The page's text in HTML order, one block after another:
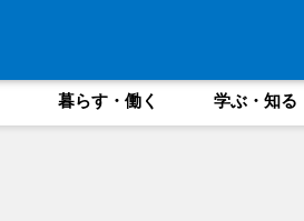
暮らす・働く 学ぶ・知る